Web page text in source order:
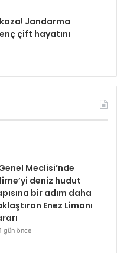
Jandarma
çift hayatını
Meclisi’nde
deniz hudut
bir adım daha
Enez Limanı
gün önce